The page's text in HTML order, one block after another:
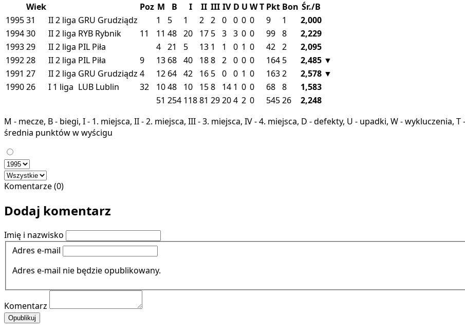
Wiek Poz M B I II III IV D U WT Pkt Bon Śr./B
199531 II2 liga GRU Grudziądz 1 5 1 2 2 0 0 0 0 9 1
2,000
199430 II2 liga RYB Rybnik 11 11 48 20 17 5 3 3 0 0 99 8
2,229
199329 II2 liga PIL Piła 4 21 5 13 1 1 0 1 0 42 2
2,095
199228 II2 liga PIL Piła 9 13 68 40 188 2 0 0 0 164 5 2,485 ▼
1991 27 II2 liga GRU Grudziądz 4 12 64 42 16 5 0 0 1 0 1632 2,578 ▼
199026 I 1 liga LUB Lublin 32 1048 10 158 14 1 0 0 68 8
1,583
51 254 11881 29204 2 0 54526
2,248
M - mecze, B - biegi, I - 1. miejsca, II - 2. miejsca, III - 3. miejsca, IV - 4. miejsca, D - defekty, U - upadki, W - wykluczenia,
średnia punktów w wyścigu
Komentarze (0)
Dodaj komentarz
Imię i nazwisko
Adres e-mail
Adres e-mail nie będzie opublikowany.
Komentarz
Opublikuj